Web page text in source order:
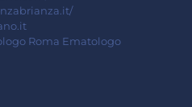
Roma Ematologo